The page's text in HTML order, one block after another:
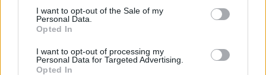
consent section.
I want to opt-out of the Sale of my
Personal Data.
Opted In
I want to opt-out of processing my
Personal Data for Targeted Advertising.
Opted In
La trasformazione di Argos: strategie per attrarre
nuovi acquirenti
TELEVISIONE